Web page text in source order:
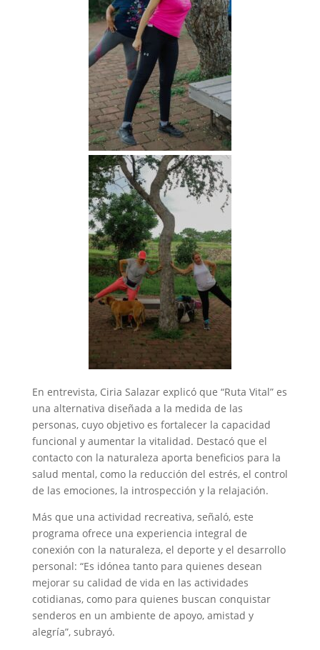
En entrevista, Ciria Salazar explicó que “Ruta Vital” es
una alternativa diseñada a la medida de las
personas, cuyo objetivo es fortalecer la capacidad
funcional y aumentar la vitalidad. Destacó que el
contacto con la naturaleza aporta beneficios para la
salud mental, como la reducción del estrés, el control
de las emociones, la introspección y la relajación.
Más que una actividad recreativa, señaló, este
programa ofrece una experiencia integral de
conexión con la naturaleza, el deporte y el desarrollo
personal: “Es idónea tanto para quienes desean
mejorar su calidad de vida en las actividades
cotidianas, como para quienes buscan conquistar
senderos en un ambiente de apoyo, amistad y
alegría”, subrayó.